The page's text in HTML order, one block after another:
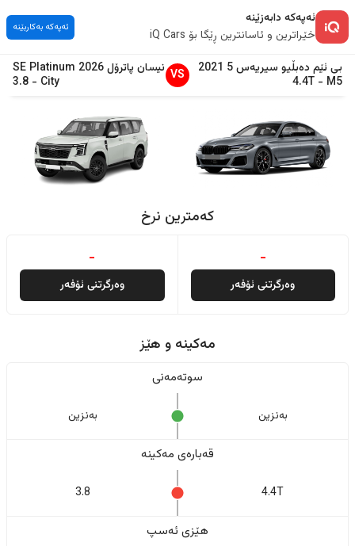
ئەپەکە دابەزێنە
خێراترین و ئاسانترین ڕێگا بۆ iQ Cars
ئەپەکە بەکاربێنە
بی ئێم دەبڵیو سیریەس 5
2021
M5
-
4.4T
VS نیسان پاترۆل2026
SE Platinum
City
-
3.8
کەمترین نرخ
-
وەرگرتنی ئۆفەر
-
وەرگرتنی ئۆفەر
مەکینە و هێز
سوتەمەنی
بەنزین بەنزین
قەبارەی مەکینە
4.4T
3.8
هێزی ئەسپ